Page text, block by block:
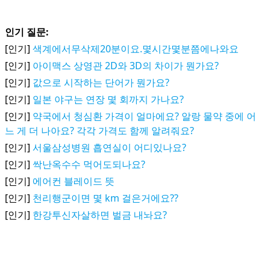
인기 질문:
[인기] 색계에서무삭제20분이요.몇시간몇분쯤에나와요
[인기] 아이맥스 상영관 2D와 3D의 차이가 뭔가요?
[인기] 값으로 시작하는 단어가 뭔가요?
[인기] 일본 야구는 연장 몇 회까지 가나요?
[인기] 약국에서 청심환 가격이 얼마에요? 알랑 물약 중에 어
느 게 더 나아요? 각각 가격도 함께 알려줘요?
[인기] 서울삼성병원 흡연실이 어디있나요?
[인기] 싹난옥수수 먹어도되나요?
[인기] 에어컨 블레이드 뜻
[인기] 천리행군이면 몇 km 걸은거에요??
[인기] 한강투신자살하면 벌금 내놔요?